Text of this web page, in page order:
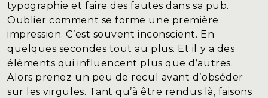
typographie et faire des fautes dans sa pub.
Oublier comment se forme une première
impression. C’est souvent inconscient. En
quelques secondes tout au plus. Et il y a des
éléments qui influencent plus que d’autres.
Alors prenez un peu de recul avant d’obséder
sur les virgules. Tant qu’à être rendus là, faisons